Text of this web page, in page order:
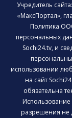
Учредитель
«МаксПортал»,
Политика
персональных
Sochi24.tv, и
использовании
на сайт
обязательна
разрешения не